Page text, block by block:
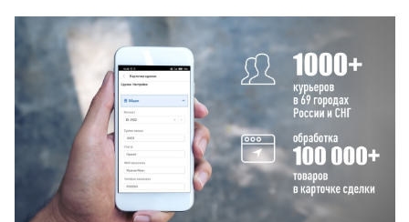
Смотреть проект